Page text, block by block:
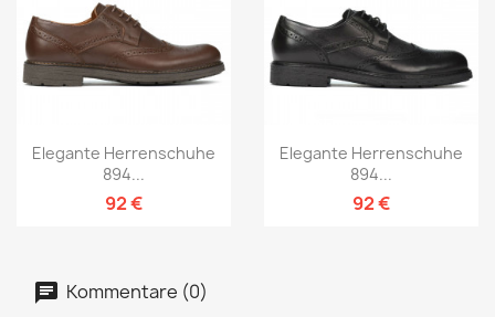
Elegante Herrenschuhe
894...
92 €
Elegante Herrenschuhe
894...
92 €
Kommentare (0)